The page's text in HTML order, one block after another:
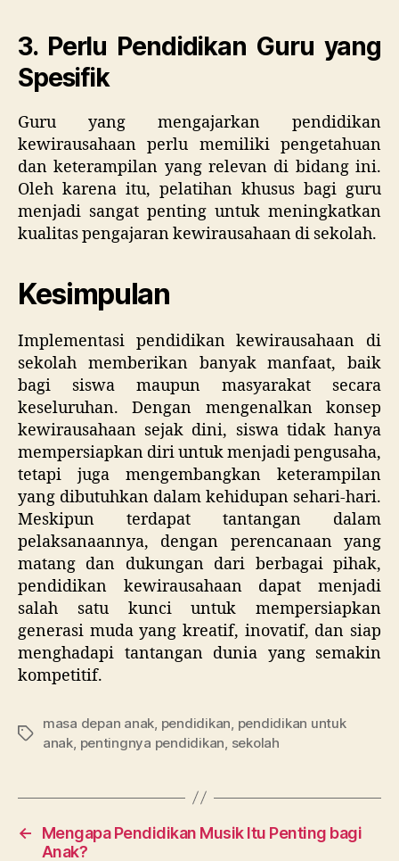
3. Perlu Pendidikan Guru yang
Spesifik
Guru yang mengajarkan pendidikan
kewirausahaan perlu memiliki pengetahuan
dan keterampilan yang relevan di bidang ini.
Oleh karena itu, pelatihan khusus bagi guru
menjadi sangat penting untuk meningkatkan
kualitas pengajaran kewirausahaan di sekolah.
Kesimpulan
Implementasi pendidikan kewirausahaan di
sekolah memberikan banyak manfaat, baik
bagi siswa maupun masyarakat secara
keseluruhan. Dengan mengenalkan konsep
kewirausahaan sejak dini, siswa tidak hanya
mempersiapkan diri untuk menjadi pengusaha,
tetapi juga mengembangkan keterampilan
yang dibutuhkan dalam kehidupan sehari-hari.
Meskipun terdapat tantangan dalam
pelaksanaannya, dengan perencanaan yang
matang dan dukungan dari berbagai pihak,
pendidikan kewirausahaan dapat menjadi
salah satu kunci untuk mempersiapkan
generasi muda yang kreatif, inovatif, dan siap
menghadapi tantangan dunia yang semakin
kompetitif.
Tags
masa depan anak pendidikan pendidikan untuk
anak pentingnya pendidikan sekolah
←
Mengapa Pendidikan Musik Itu Penting bagi
Anak?